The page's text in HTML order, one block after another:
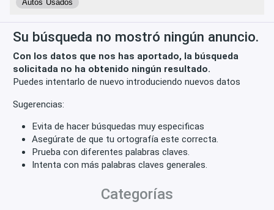
Autos Usados
Su búsqueda no mostró ningún anuncio.
Con los datos que nos has aportado, la búsqueda
solicitada no ha obtenido ningún resultado.
Puedes intentarlo de nuevo introduciendo nuevos datos
Sugerencias:
Evita de hacer búsquedas muy especificas
Asegúrate de que tu ortografía este correcta.
Prueba con diferentes palabras claves.
Intenta con más palabras claves generales.
Categorías